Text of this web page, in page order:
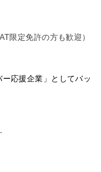
限定免許の方も歓迎）
応援企業」としてバッ